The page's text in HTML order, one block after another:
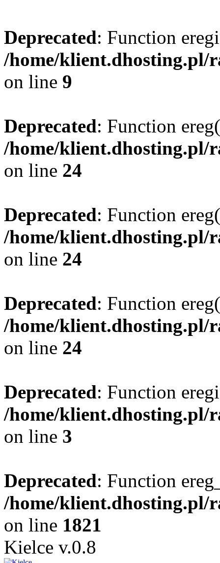
Deprecated: Function
/home/klient.dhosting.pl/
on line 9
Deprecated: Function
/home/klient.dhosting.pl/
on line 24
Deprecated: Function
/home/klient.dhosting.pl/
on line 24
Deprecated: Function
/home/klient.dhosting.pl/
on line 24
Deprecated: Function
/home/
on line 3
Deprecated: Function
/home/
on line 1821
Kielce v.0.8